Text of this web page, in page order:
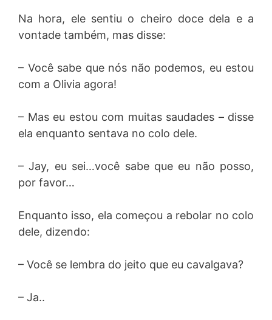
Na hora, ele sentiu o cheiro doce dela e a
vontade também, mas disse:
– Você sabe que nós não podemos, eu estou
com a Olivia agora!
– Mas eu estou com muitas saudades – disse
ela enquanto sentava no colo dele.
– Jay, eu sei…você sabe que eu não posso,
por favor…
Enquanto isso, ela começou a rebolar no colo
dele, dizendo:
– Você se lembra do jeito que eu cavalgava?
– Ja..